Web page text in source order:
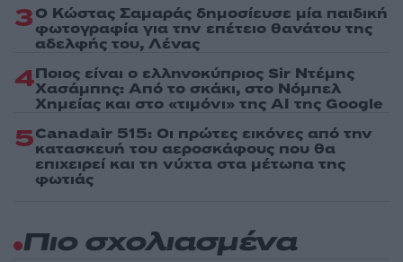
3Ο Κώστας Σαμαράς δημοσίευσε μία παιδική
φωτογραφία για την επέτειο θανάτου της
αδελφής του, Λένας
4Ποιος είναι ο ελληνοκύπριος Sir Ντέμης
Χασάμπης: Από το σκάκι, στο Νόμπελ
Χημείας και στο «τιμόνι» της AI της Google
5Canadair 515: Οι πρώτες εικόνες από την
κατασκευή του αεροσκάφους που θα
επιχειρεί και τη νύχτα στα μέτωπα της
φωτιάς
Πιο σχολιασμένα